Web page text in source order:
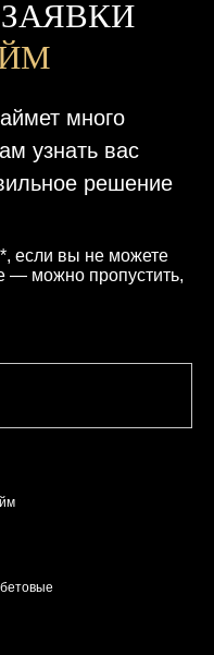
если вы не можете
— можно пропустить,